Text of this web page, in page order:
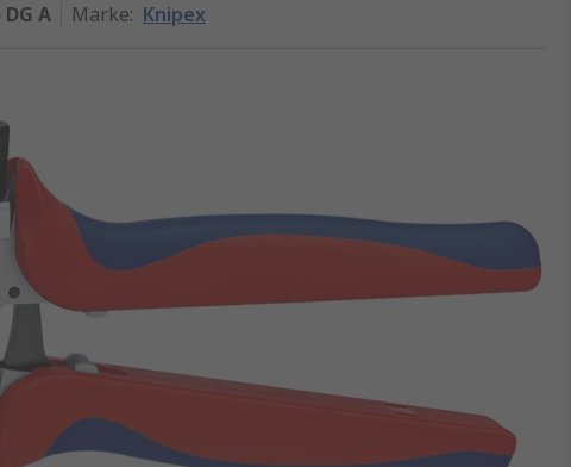
DG A Marke: Knipex